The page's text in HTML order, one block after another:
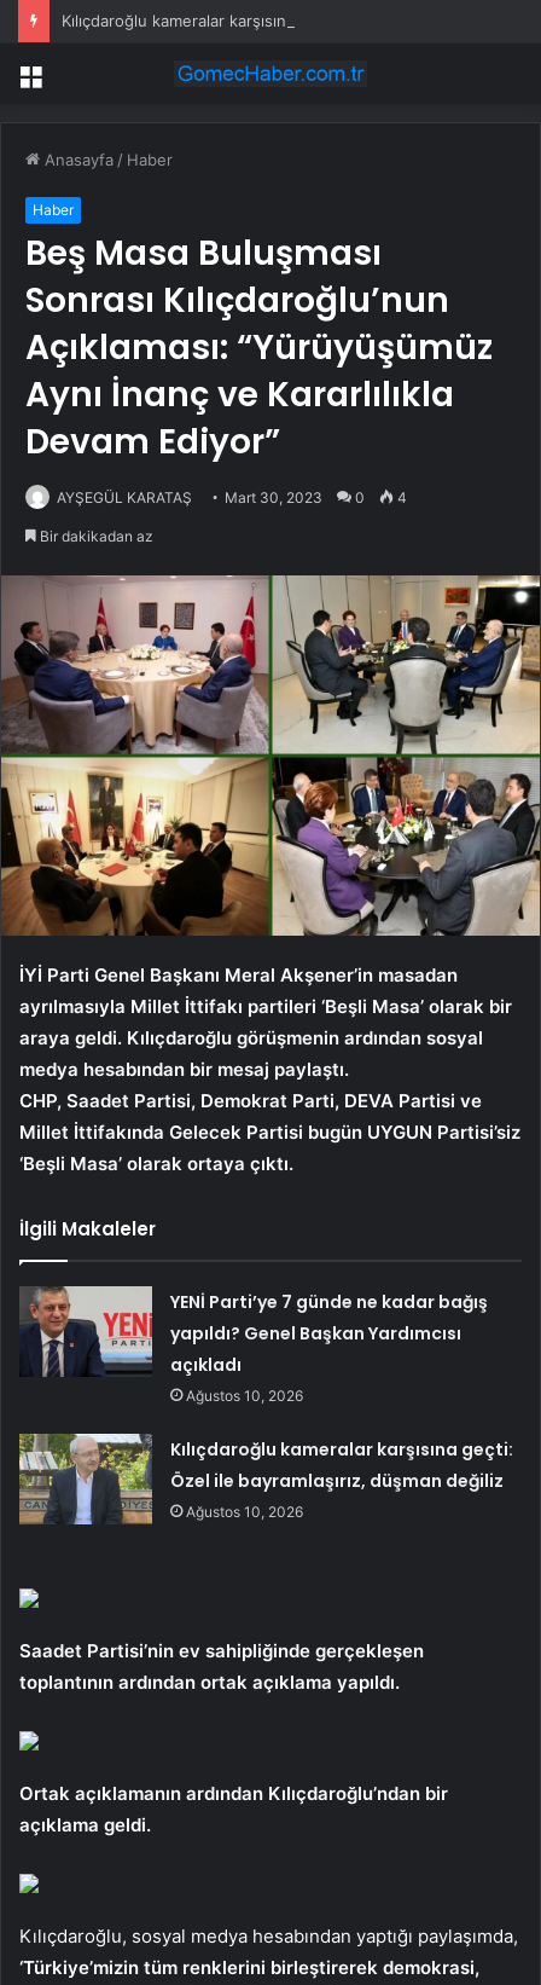
Menü
Anasayfa / Haber
Haber
Beş Masa Buluşması
Sonrası Kılıçdaroğlu’nun
Açıklaması: “Yürüyüşümüz
Aynı İnanç ve Kararlılıkla
Devam Ediyor”
AYŞEGÜL KARATAŞ Mart 30, 2023 0 4
Bir dakikadan az
İYİ Parti Genel Başkanı Meral Akşener’in masadan
ayrılmasıyla Millet İttifakı partileri ‘Beşli Masa’ olarak bir
araya geldi. Kılıçdaroğlu görüşmenin ardından sosyal
medya hesabından bir mesaj paylaştı.
CHP, Saadet Partisi, Demokrat Parti, DEVA Partisi ve
Millet İttifakında Gelecek Partisi bugün UYGUN Partisi’siz
‘Beşli Masa’ olarak ortaya çıktı.
İlgili Makaleler
YENİ Parti’ye 7 günde ne kadar bağış
yapıldı? Genel Başkan Yardımcısı
açıkladı
Ağustos 10, 2026
Kılıçdaroğlu kameralar karşısına geçti:
Özel ile bayramlaşırız, düşman değiliz
Ağustos 10, 2026
Saadet Partisi’nin ev sahipliğinde gerçekleşen
toplantının ardından ortak açıklama yapıldı.
Ortak açıklamanın ardından Kılıçdaroğlu’ndan bir
açıklama geldi.
Kılıçdaroğlu, sosyal medya hesabından yaptığı paylaşımda,
‘Türkiye’mizin tüm renklerini birleştirerek demokrasi,